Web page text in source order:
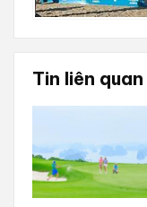
Tin liên quan